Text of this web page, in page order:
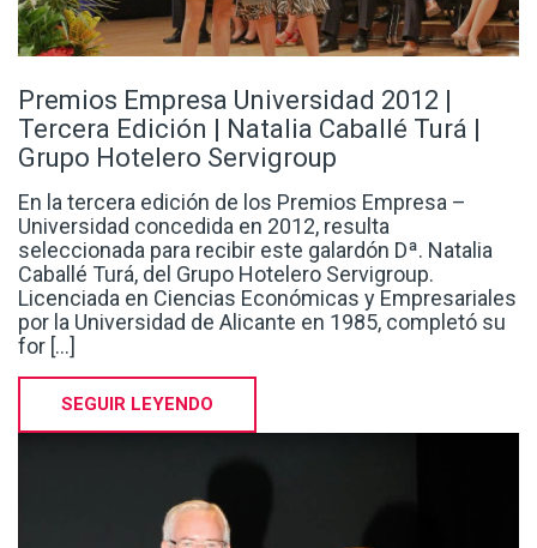
Premios Empresa Universidad 2012 |
Tercera Edición | Natalia Caballé Turá |
En la tercera edición de los Premios Empresa –
Universidad concedida en 2012, resulta
seleccionada para recibir este galardón Dª. Natalia
Caballé Turá, del Grupo Hotelero Servigroup.
Licenciada en Ciencias Económicas y Empresariales
por la Universidad de Alicante en 1985, completó su
for [...]
SEGUIR LEYENDO